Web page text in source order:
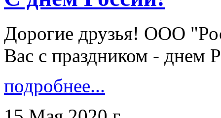
Дорогие друзья! ООО
Вас с праздником - днем
подробнее...